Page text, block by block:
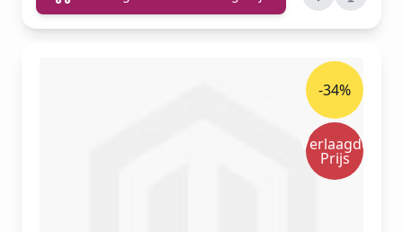
-34%
Verlaagde
Prijs